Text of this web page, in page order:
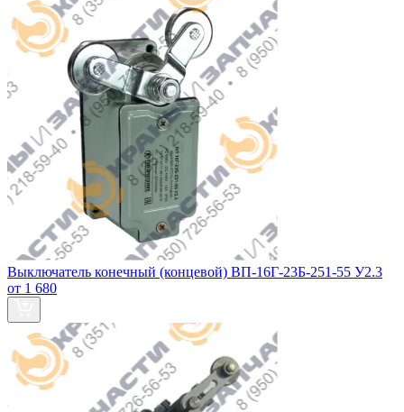
Выключатель конечный (концевой) ВП-16Г-23Б-251-55 У2.3
от 1 680